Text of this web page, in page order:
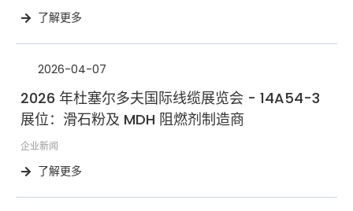
了解更多
2026-04-07
2026 年杜塞尔多夫国际线缆展览会 - 14A54-3
展位：滑石粉及 MDH 阻燃剂制造商
企业新闻
了解更多